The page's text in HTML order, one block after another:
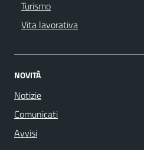
Turismo
Vita lavorativa
NOVITÀ
Notizie
Comunicati
Avvisi